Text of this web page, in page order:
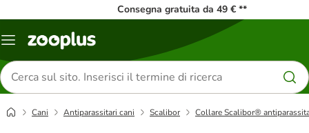
Consegna gratuita da 49 € **
Overview
Cerca
prodotti
Cani Antiparassitari cani Scalibor Collare Scalibor®